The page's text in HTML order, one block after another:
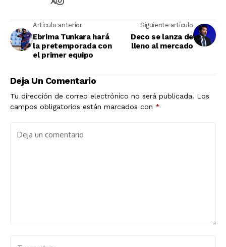
Artículo anterior
Ebrima Tunkara hará
la pretemporada con
el primer equipo
Siguiente artículo
Deco se lanza de
lleno al mercado
Deja Un Comentario
Tu dirección de correo electrónico no será publicada. Los
campos obligatorios están marcados con *